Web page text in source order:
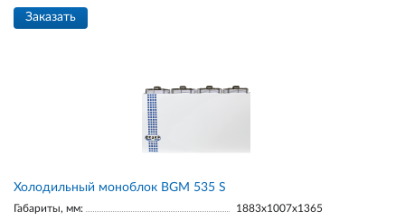
Заказать
Холодильный моноблок BGМ 535 S
Габариты, мм:
1883х1007х1365